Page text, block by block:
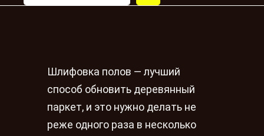
Шлифовка полов — лучший
способ обновить деревянный
паркет, и это нужно делать не
реже одного раза в несколько